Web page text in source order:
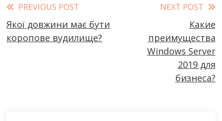
Read
more
articles
PREVIOUS POST
Якої довжини має бути
коропове вудилище?
NEXT POST
Какие
преимущества
Windows Server
2019 для
бизнеса?